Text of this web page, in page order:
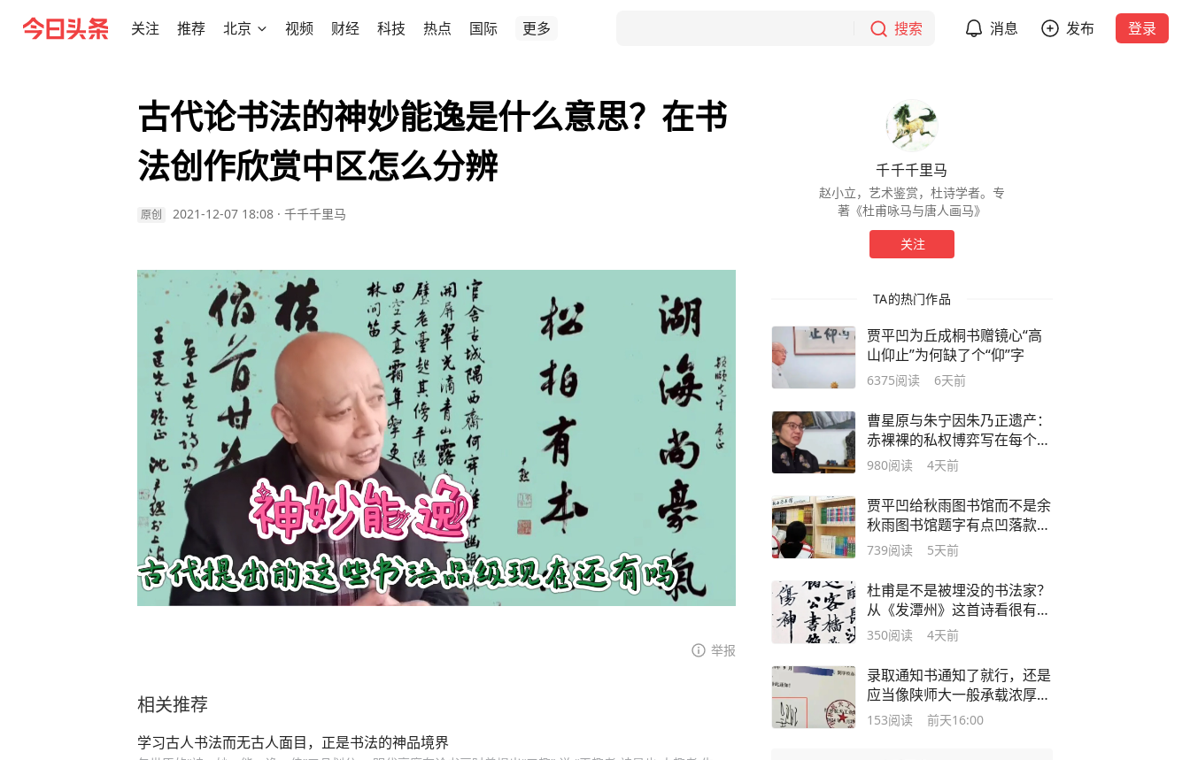
关注 推荐 北京 视频 财经 科技 热点 国际 更多 搜索 消息 发布 登录
古代论书法的神妙能逸是什么意思？在书
法创作欣赏中区怎么分辨
原创 2021-12-07 18:08 · 千千千里马
举报
相关推荐
学习古人书法而无古人面目，正是书法的神品境界
千千千里马
赵小立，艺术鉴赏，杜诗学者。专
著《杜甫咏马与唐人画马》
关注
TA的热门作品
贾平凹为丘成桐书赠镜心“高
山仰止”为何缺了个“仰”字
6375阅读 6天前
曹星原与朱宁因朱乃正遗产：
赤裸裸的私权博弈写在每个人
脸上
980阅读 4天前
贾平凹给秋雨图书馆而不是余
秋雨图书馆题字有点凹落款高
下见书仪
739阅读 5天前
杜甫是不是被埋没的书法家？
从《发潭州》这首诗看很有可
能
350阅读 4天前
录取通知书通知了就行，还是
应当像陕师大一般承载浓厚的
书仪感
153阅读 前天16:00